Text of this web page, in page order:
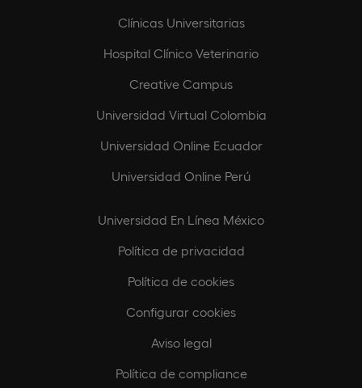
Clínicas Universitarias
Hospital Clínico Veterinario
Creative Campus
Universidad Virtual Colombia
Universidad Online Ecuador
Universidad Online Perú
Universidad En Línea México
Política de privacidad
Política de cookies
Configurar cookies
Aviso legal
Política de compliance